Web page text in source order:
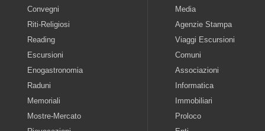
Convegni
Riti-Religiosi
Reading
Escursioni
Enogastronomia
Raduni
Memoriali
Mostre-Mercato
Media
Agenzie Stampa
Viaggi Escursioni
Comuni
Associazioni
Informatica
Immobiliari
Proloco